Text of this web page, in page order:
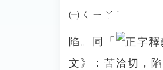
㈠ㄑㄧㄚˋ
陷。同「
文》：苦洽切，